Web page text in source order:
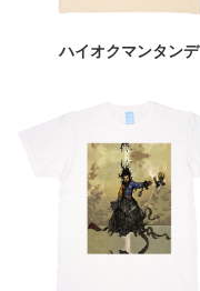
ハイオクマンタンデ